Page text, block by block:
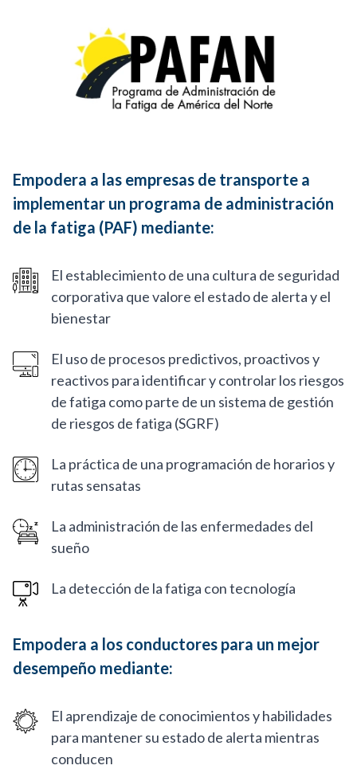
Empodera a las empresas de transporte a
implementar un programa de administración
de la fatiga (PAF) mediante:
El establecimiento de una cultura de seguridad
corporativa que valore el estado de alerta y el
bienestar
El uso de procesos predictivos, proactivos y
reactivos para identificar y controlar los riesgos
de fatiga como parte de un sistema de gestión
de riesgos de fatiga (SGRF)
La práctica de una programación de horarios y
rutas sensatas
La administración de las enfermedades del
sueño
La detección de la fatiga con tecnología
Empodera a los conductores para un mejor
desempeño mediante:
El aprendizaje de conocimientos y habilidades
para mantener su estado de alerta mientras
conducen